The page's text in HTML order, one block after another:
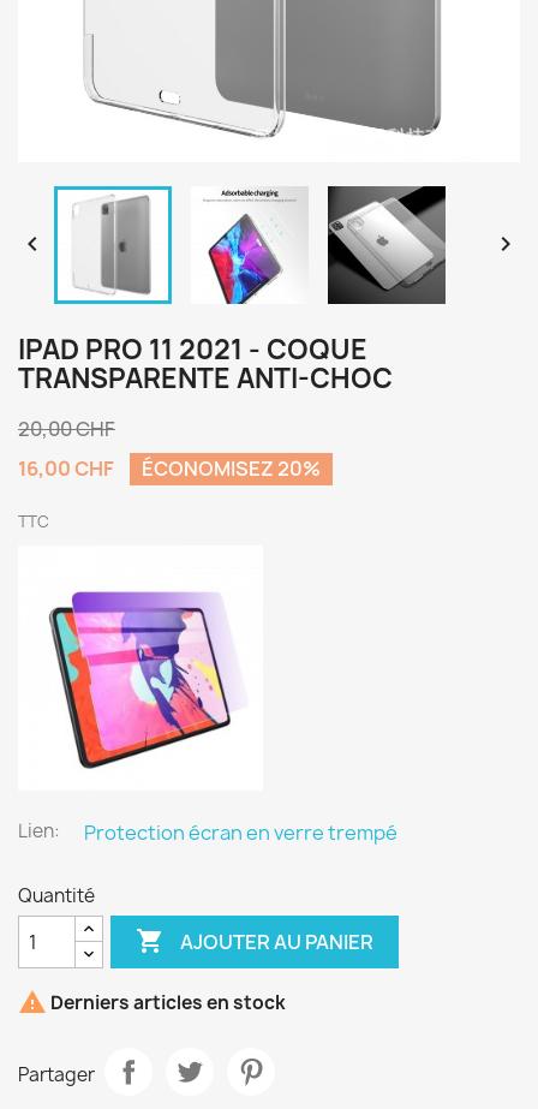
 
IPAD PRO 11 2021 - COQUE
TRANSPARENTE ANTI-CHOC
20,00 CHF
16,00 CHF
ÉCONOMISEZ 20%
TTC
Lien: Protection écran en verre trempé
Quantité
 AJOUTER AU PANIER
 Derniers articles en stock
Partager